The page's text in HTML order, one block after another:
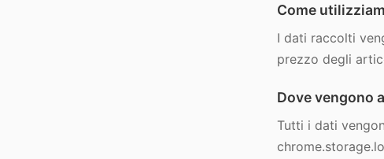
Come
I dati raccolti
prezzo degli
Dove vengono
Tutti i dati